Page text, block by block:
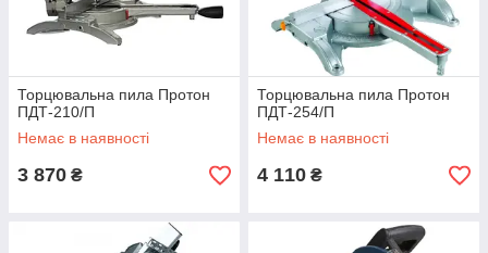
Торцювальна пила Протон
ПДТ-210/П
Немає в наявності
3 870 ₴
Торцювальна пила Протон
ПДТ-254/П
Немає в наявності
4 110 ₴